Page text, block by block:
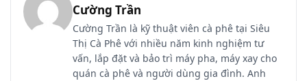
Cường Trần
Cường Trần là kỹ thuật viên cà phê tại Siêu
Thị Cà Phê với nhiều năm kinh nghiệm tư
vấn, lắp đặt và bảo trì máy pha, máy xay cho
quán cà phê và người dùng gia đình. Anh